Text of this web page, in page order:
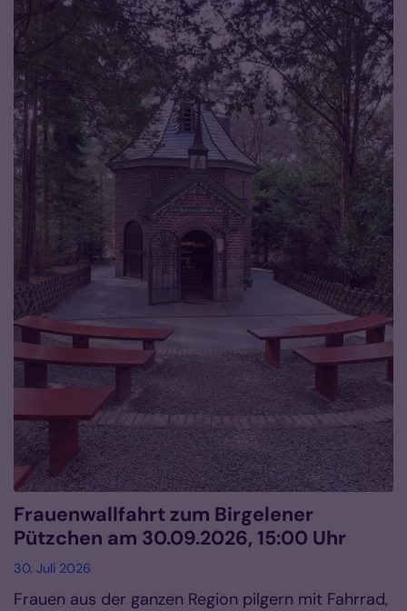
Frauenwallfahrt zum Birgelener
Pützchen am 30.09.2026, 15:00 Uhr
30. Juli 2026
Frauen aus der ganzen Region pilgern mit Fahrrad,